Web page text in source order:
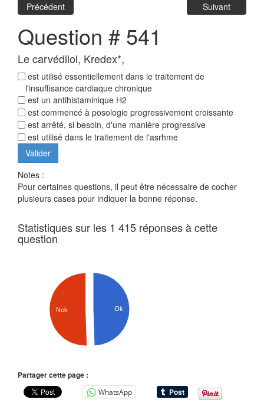
Précédent Suivant
Question # 541
Le carvédilol, Kredex*,
est utilisé essentiellement dans le traitement de
l'insuffisance cardiaque chronique
est un antihistaminique H2
est commencé à posologie progressivement croissante
est arrêté, si besoin, d'une manière progressive
est utilisé dans le traitement de l'asrhme
Notes :
Pour certaines questions, il peut être nécessaire de cocher
plusieurs cases pour indiquer la bonne réponse.
Statistiques sur les 1 415 réponses à cette
question
Ok
Nok
Partager cette page :
WhatsApp